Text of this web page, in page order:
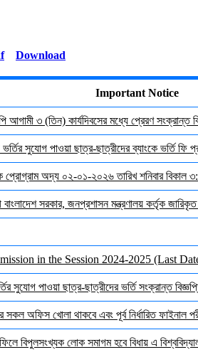
Download
Important Notice
৩ (তিন) কার্যদিবসের মধ্যে প্রেরণ সংক্রান্ত
সুযোগ পাওয়া ছাত্র-ছাত্রীদের ব্যাংকে ভর্তি ফি
প্রোগ্রাম অদ্য ০২-০১-২০২৬ তারিখ শনিবার বিকাল
বাংলাদেশ সরকার, জনপ্রশাসন মন্ত্রণালয় কর্তৃক
in the Session 2024-2025 (Last
সুযোগ পাওয়া ছাত্র-ছাত্রীদের ভর্তি সংক্রান্ত
অফিস খোলা থাকবে এবং পূর্ব নির্ধারিত ফাইনাল
বিপুলসংখ্যক লোক সমাগম হবে বিধায় এ